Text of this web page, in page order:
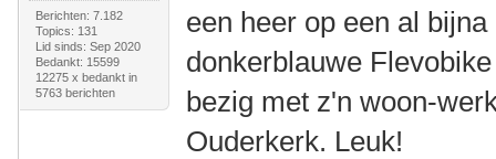
Berichten: 7.182
Topics: 131
Lid sinds: Sep 2020
Bedankt: 15599
12275 x bedankt in
5763 berichten
een heer op een al
donkerblauwe
bezig met z'n woon-
Ouderkerk. Leuk!